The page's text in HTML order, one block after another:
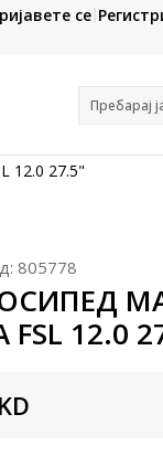
CLICK
со картичка
се
Пребарај
12.0 27.5"
805778
FSL 12.0